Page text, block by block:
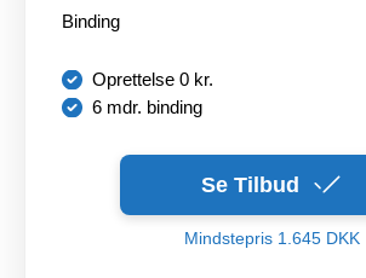
Binding
Oprettelse 0 kr.
6 mdr. binding
Se Tilbud
Mindstepris 1.645 DKK